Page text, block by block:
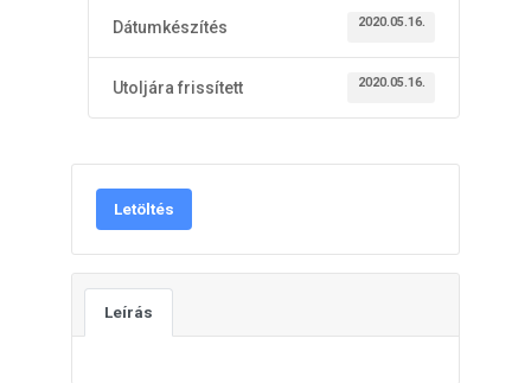
Dátumkészítés 2020.05.16.
Utoljára frissített 2020.05.16.
Letöltés
Leírás